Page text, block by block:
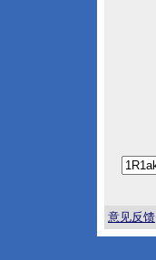
意见反馈